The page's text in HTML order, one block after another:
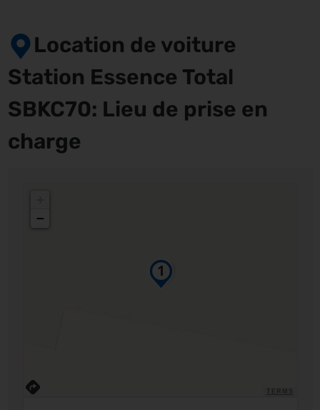
Location de voiture
Station Essence Total
SBKC70: Lieu de prise en
charge
−